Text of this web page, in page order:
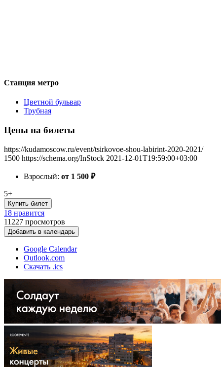
Станция метро
Цветной бульвар
Трубная
Цены на билеты
https://kudamoscow.ru/event/tsirkovoe-shou-labirint-2020-2021/
1500 https://schema.org/InStock 2021-12-01T19:59:00+03:00
Взрослый: от 1 500 ₽
5+
Купить билет
18 нравится
11227 просмотров
Добавить в календарь
Google Calendar
Outlook.com
Скачать .ics